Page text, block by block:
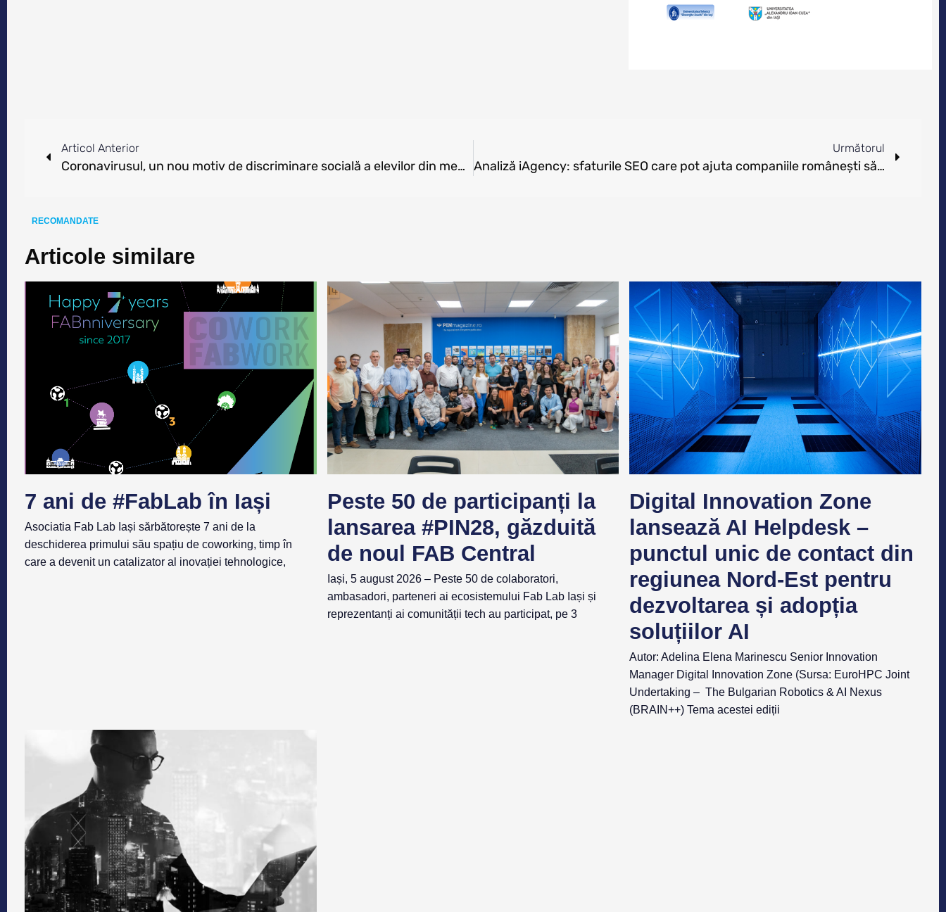
Articol Anterior
Coronavirusul, un nou motiv de discriminare socială a elevilor din mediul rural
Următorul
Analiză iAgency: sfaturile SEO care pot ajuta companiile românești să nu dispară de pe Google în perioada crizei
RECOMANDATE
Articole similare
7 ani de #FabLab în Iași
Asociatia Fab Lab Iași sărbătorește 7 ani de la
deschiderea primului său spațiu de coworking, timp în
care a devenit un catalizator al inovației tehnologice,
Peste 50 de participanți la
lansarea #PIN28, găzduită
de noul FAB Central
Iași, 5 august 2026 – Peste 50 de colaboratori,
ambasadori, parteneri ai ecosistemului Fab Lab Iași și
reprezentanți ai comunității tech au participat, pe 3
Digital Innovation Zone
lansează AI Helpdesk –
punctul unic de contact din
regiunea Nord-Est pentru
dezvoltarea și adopția
soluțiilor AI
Autor: Adelina Elena Marinescu Senior Innovation
Manager Digital Innovation Zone (Sursa: EuroHPC Joint
Undertaking – The Bulgarian Robotics & AI Nexus
(BRAIN++) Tema acestei ediții